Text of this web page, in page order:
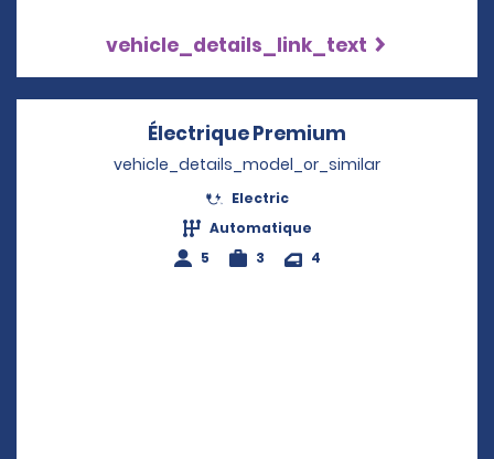
vehicle_details_link_text
Électrique Premium
vehicle_details_model_or_similar
Electric
Automatique
5
3 4